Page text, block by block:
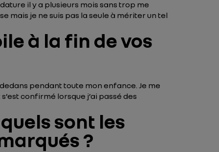
il y a plusieurs mois sans trop me
mais je ne suis pas la seule à mériter un tel
à la fin de vos
pendant toute mon enfance. Je me
confirmé lorsque j’ai passé des
sont les
?